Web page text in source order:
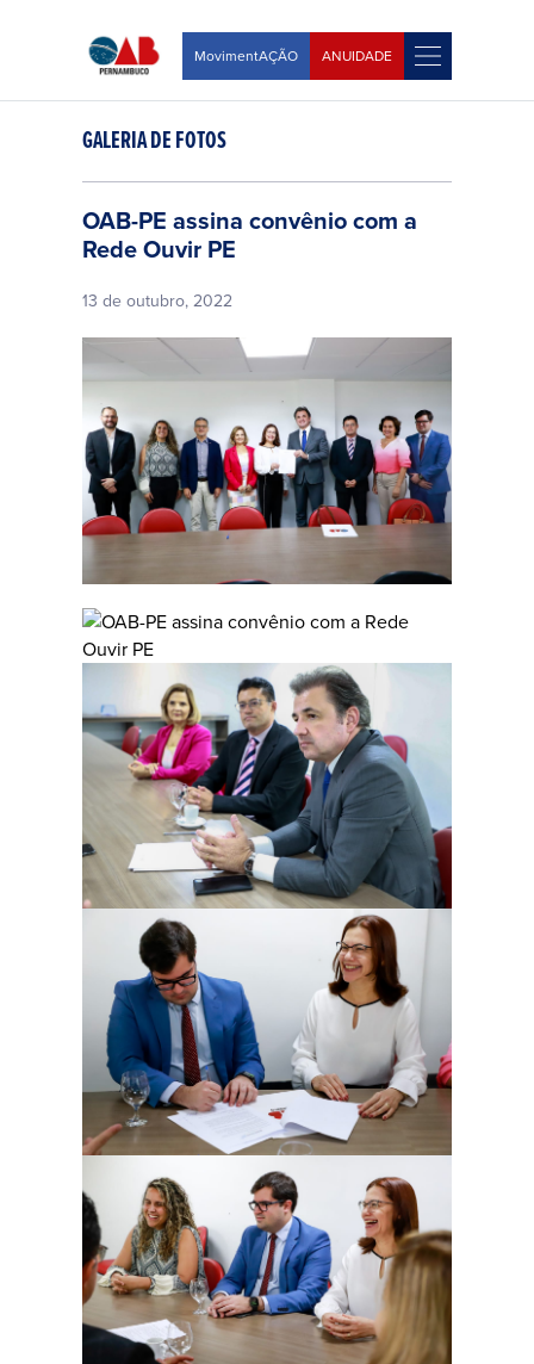
MovimentAÇÃO ANUIDADE
GALERIA DE FOTOS
OAB-PE assina convênio com a
Rede Ouvir PE
13 de outubro, 2022